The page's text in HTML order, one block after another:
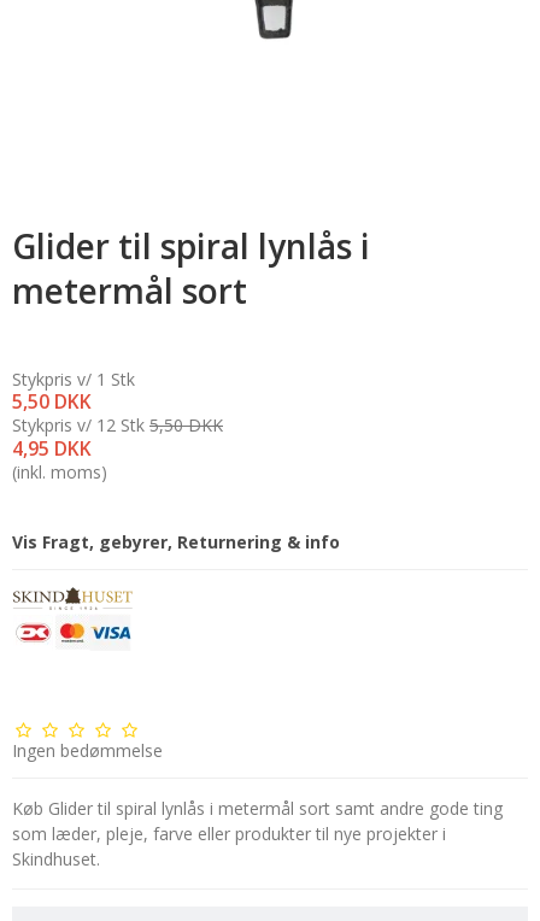
Glider til spiral lynlås i
metermål sort
Stykpris v/ 1 Stk
5,50 DKK
Stykpris v/ 12 Stk
4,95 DKK
5,50 DKK
(inkl. moms)
Vis Fragt, gebyrer, Returnering & info
Ingen bedømmelse
Køb Glider til spiral lynlås i metermål sort samt andre gode ting
som læder, pleje, farve eller produkter til nye projekter i
Skindhuset.